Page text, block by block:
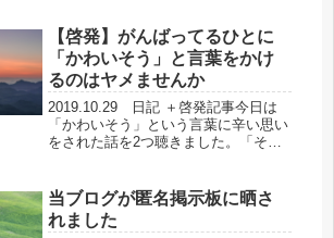
ブ。こちらは主に「死」から生きるを
見つめ直す死生観でした。そして今回
は...
【啓発】がんばってるひとに
「かわいそう」と言葉をかけ
るのはヤメませんか
2019.10.29 日記 ＋啓発記事今日は
「かわいそう」という言葉に辛い思い
をされた話を2つ聴きました。「そん
れる方もいらっしゃるかもしれません
が、私を含め実際に心が傷つ...
当ブログが匿名掲示板に晒さ
れました